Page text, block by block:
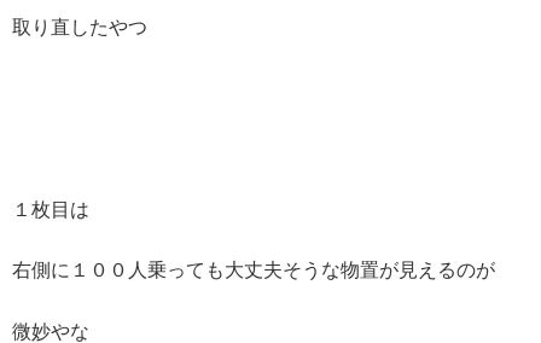
取り直したやつ
１枚目は
右側に１００人乗っても大丈夫そうな物置が見えるのが
微妙やな